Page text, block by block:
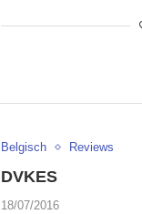
Belgisch Reviews
DVKES
18/07/2016